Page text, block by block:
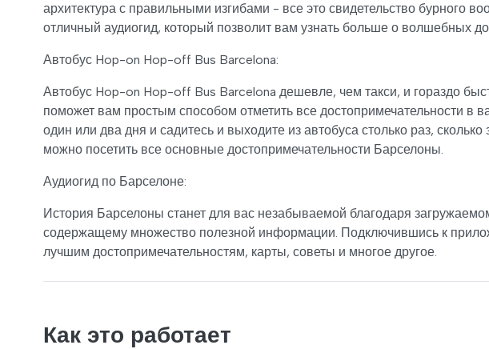
архитектура с правильными изгибами - все это свидетельство бурного
отличный аудиогид, который позволит вам узнать больше о волшебных
Автобус Hop-on Hop-off Bus Barcelona:
Автобус Hop-on Hop-off Bus Barcelona дешевле, чем такси, и гораздо
поможет вам простым способом отметить все достопримечательности в
один или два дня и садитесь и выходите из автобуса столько раз,
можно посетить все основные достопримечательности Барселоны.
Аудиогид по Барселоне:
История Барселоны станет для вас незабываемой благодаря
содержащему множество полезной информации. Подключившись к
лучшим достопримечательностям, карты, советы и многое другое.
Как это работает